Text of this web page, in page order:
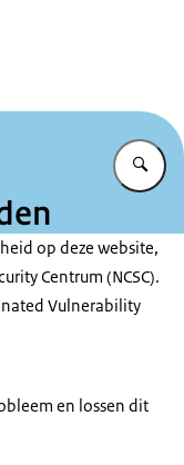
op deze website,
Centrum (NCSC).
Vulnerability
en lossen dit